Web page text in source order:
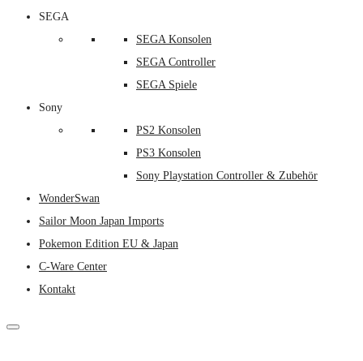
SEGA
SEGA Konsolen
SEGA Controller
SEGA Spiele
Sony
PS2 Konsolen
PS3 Konsolen
Sony Playstation Controller & Zubehör
WonderSwan
Sailor Moon Japan Imports
Pokemon Edition EU & Japan
C-Ware Center
Kontakt